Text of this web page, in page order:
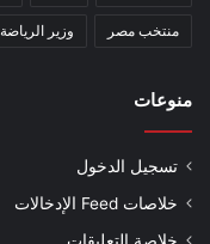
منتخب مصر وزير الرياضة
منوعات
تسجيل الدخول
خلاصات Feed الإدخالات